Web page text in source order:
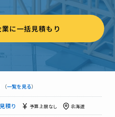
業に一括見積もり
（一覧を見る）
計、製図】建設デザイン・設計の見積り
積り 予算上限なし
北海道
デザイン・設計の見積り 1000万円まで
見積もり】建設デザイン・設計の見積り
建設デザイン・設計の見積り